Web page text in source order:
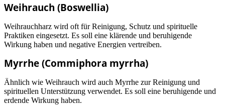
Weihrauch (Boswellia)
Weihrauchharz wird oft für Reinigung, Schutz und spirituelle
Praktiken eingesetzt. Es soll eine klärende und beruhigende
Wirkung haben und negative Energien vertreiben.
Myrrhe (Commiphora myrrha)
Ähnlich wie Weihrauch wird auch Myrrhe zur Reinigung und
spirituellen Unterstützung verwendet. Es soll eine beruhigende und
erdende Wirkung haben.